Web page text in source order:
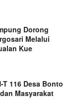
Dorong
Melalui
Kue
T 116 Desa Bonto
Masyarakat